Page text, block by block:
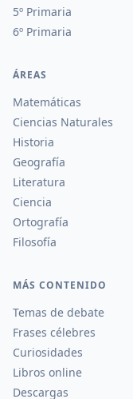
5º Primaria
6º Primaria
ÁREAS
Matemáticas
Ciencias Naturales
Historia
Geografía
Literatura
Ciencia
Ortografía
Filosofía
MÁS CONTENIDO
Temas de debate
Frases célebres
Curiosidades
Libros online
Descargas